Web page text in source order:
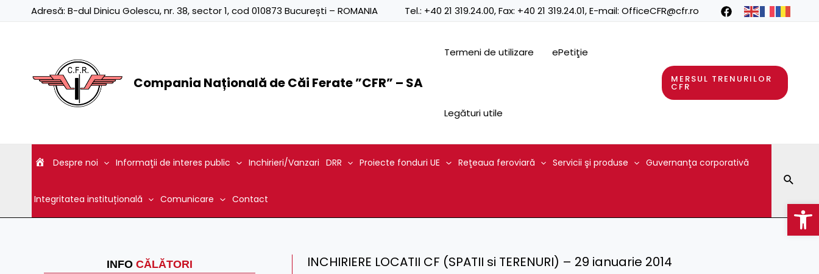
Adresă: B-dul Dinicu Golescu, nr. 38, sector 1, cod 010873 București – ROMANIA Tel.: +40 21 319.24.00, Fax: +40 21 319.24.01, E-mail: OfficeCFR@cfr.ro
Compania Națională de Căi Ferate ”CFR” – SA
Termeni de utilizare ePetiţie
Legături utile
MERSUL TRENURILOR
CFR
Despre noi Informaţii de interes public Inchirieri/Vanzari DRR Proiecte fonduri UE Reţeaua feroviară Servicii şi produse Guvernanţa corporativă
Integritatea instituțională Comunicare Contact
INFO CĂLĂTORI INCHIRIERE LOCATII CF (SPATII si TERENURI) – 29 ianuarie 2014